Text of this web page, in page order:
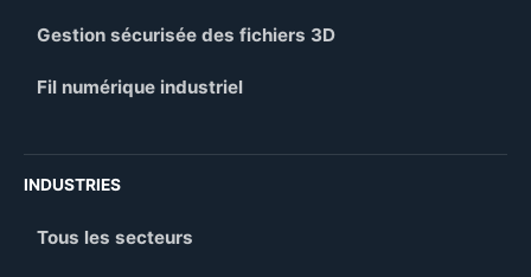
Gestion sécurisée des fichiers 3D
Fil numérique industriel
INDUSTRIES
Tous les secteurs